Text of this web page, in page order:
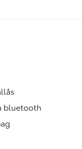
bluetooth